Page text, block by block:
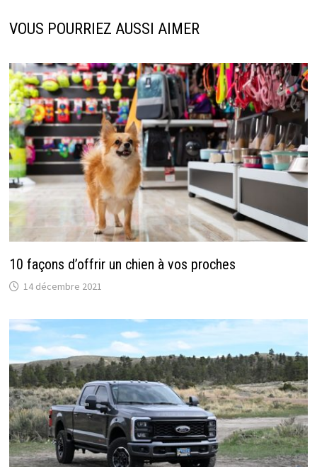
VOUS POURRIEZ AUSSI AIMER
10 façons d’offrir un chien à vos proches
14 décembre 2021